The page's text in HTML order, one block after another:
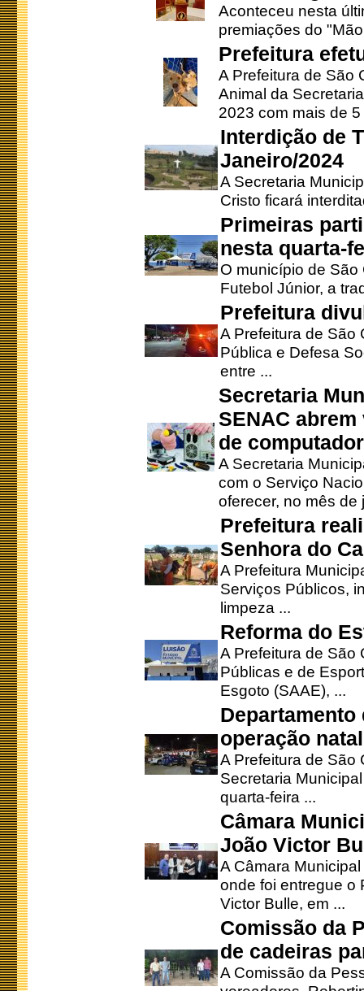
Aconteceu nesta
premiações do
Prefeitura
A Prefeitura de São
Animal da
2023 com mais de 5
Interdição de
Janeiro/2024
A Secretaria
Cristo ficará
Primeiras
nesta quarta-
O município de
Futebol Júnior, a
Prefeitura
A Prefeitura de São
Pública e Defesa
entre ...
Secretaria
SENAC
de
A Secretaria
com o Serviço
oferecer, no mês de
Prefeitura
Senhora do
A Prefeitura
Serviços Públicos,
limpeza ...
Reforma do
A Prefeitura de São
Públicas e de
Esgoto (SAAE), ...
operação
A Prefeitura de São
Secretaria
quarta-feira ...
Câmara
João Victor
A Câmara
onde foi entregue o
Victor Bulle, em ...
Comissão da
de cadeiras
A Comissão da